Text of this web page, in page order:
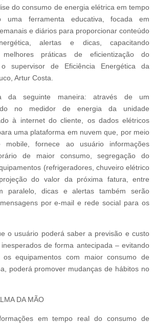
do consumo de energia elétrica em tempo
uma ferramenta educativa, focada em
e diários para proporcionar conteúdo
alertas e dicas, capacitando
melhores práticas de eficientização do
o supervisor de Eficiência Energética da
Artur Costa.
da seguinte maneira: através de um
no medidor de energia da unidade
à internet do cliente, os dados elétricos
uma plataforma em nuvem que, por meio
fornece ao usuário informações
de maior consumo, segregação do
(refrigeradores, chuveiro elétrico
do valor da próxima fatura, entre
paralelo, dicas e alertas também serão
por e-mail e rede social para os
o usuário poderá saber a previsão e custo
de forma antecipada – evitando
equipamentos com maior consumo de
poderá promover mudanças de hábitos no
DA MÃO
em tempo real do consumo de